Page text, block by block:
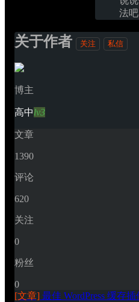
法吧
关于作者 关注 私信
博主
高中lv3
文章
1390
评论
620
关注
0
粉丝
0
[文章] 最佳 WordPress 缓存插